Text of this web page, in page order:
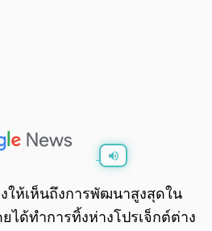
0:00
งให้เห็นถึงการพัฒนาสูงสุดใน
ได้ทำการทิ้งห่างโปรเจ็กต์ต่าง